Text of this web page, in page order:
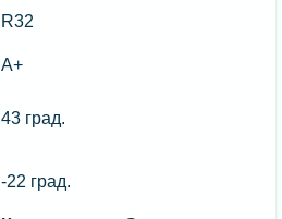
R32
A+
43 град.
-22 град.